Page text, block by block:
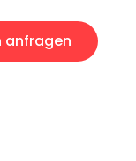
anfragen